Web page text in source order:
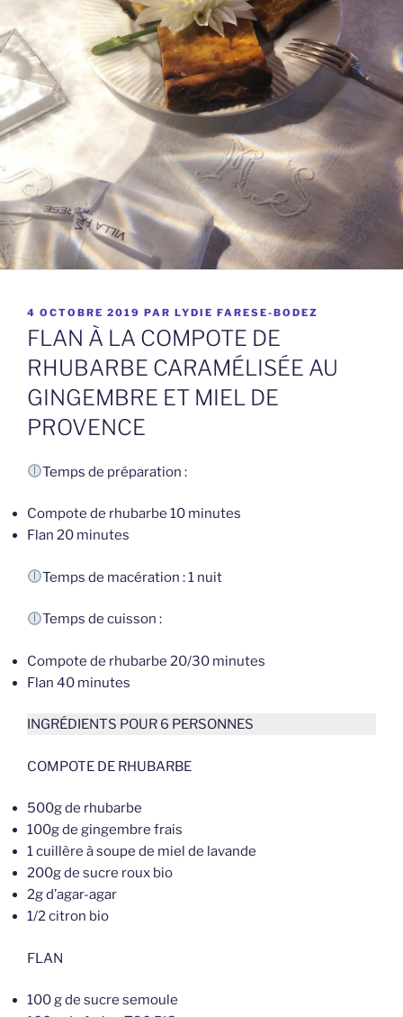
PUBLIÉ
LE
4 OCTOBRE 2019 PAR LYDIE FARESE-BODEZ
FLAN À LA COMPOTE DE
RHUBARBE CARAMÉLISÉE AU
GINGEMBRE ET MIEL DE
PROVENCE
Temps de préparation :
Compote de rhubarbe 10 minutes
Flan 20 minutes
Temps de macération : 1 nuit
Temps de cuisson :
Compote de rhubarbe 20/30 minutes
Flan 40 minutes
INGRÉDIENTS POUR 6 PERSONNES
COMPOTE DE RHUBARBE
500g de rhubarbe
100g de gingembre frais
1 cuillère à soupe de miel de lavande
200g de sucre roux bio
2g d’agar-agar
1/2 citron bio
FLAN
100 g de sucre semoule